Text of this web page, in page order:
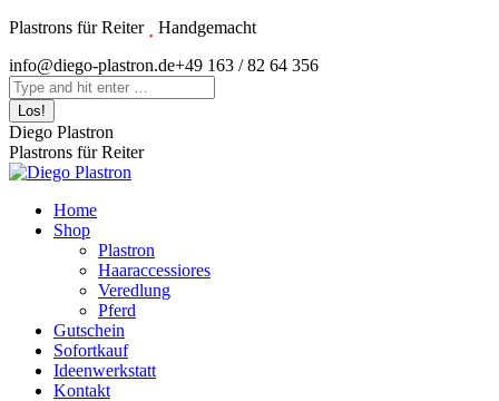
Zum
springen
Plastrons für Reiter
Handgemacht
Instagram
page
opens
in
new
window
info@diego-plastron.de+49 163 / 82 64 356
Search:
Diego Plastron
Plastrons für Reiter
Home
Shop
Plastron
Haaraccessiores
Veredlung
Pferd
Gutschein
Sofortkauf
Ideenwerkstatt
Kontakt